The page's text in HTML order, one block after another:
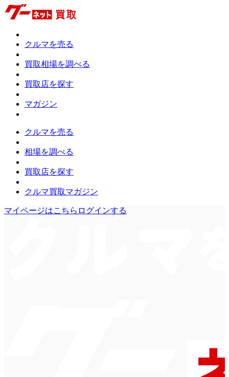
クルマを売る
買取相場を調べる
買取店を探す
マガジン
クルマを売る
相場を調べる
買取店を探す
クルマ買取マガジン
マイページはこちら ログインする